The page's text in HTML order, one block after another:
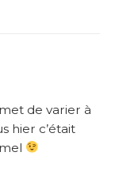
de varier à
hier c’était